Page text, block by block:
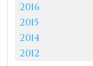
2016
2015
2014
2012